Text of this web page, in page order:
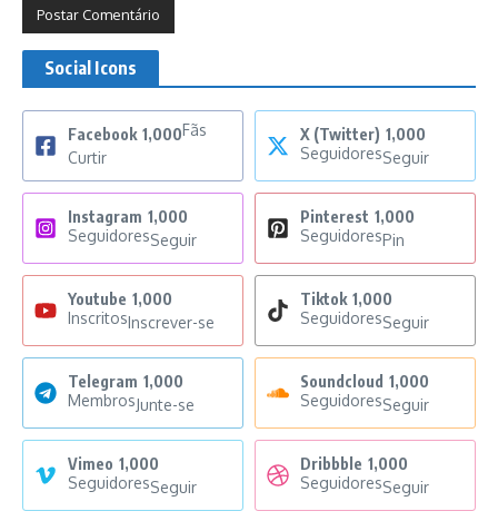
Social Icons
Facebook 1,000Fãs
Curtir
X (Twitter) 1,000
SeguidoresSeguir
Instagram 1,000
SeguidoresSeguir
Pinterest 1,000
SeguidoresPin
Youtube 1,000
InscritosInscrever-se
Tiktok 1,000
SeguidoresSeguir
Telegram 1,000
MembrosJunte-se
Soundcloud 1,000
SeguidoresSeguir
Vimeo 1,000
SeguidoresSeguir
Dribbble 1,000
SeguidoresSeguir